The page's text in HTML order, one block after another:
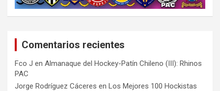
Comentarios recientes
Fco J en Almanaque del Hockey-Patín Chileno (III): Rhinos
PAC
Jorge Rodríguez Cáceres en Los Mejores 100 Hockistas